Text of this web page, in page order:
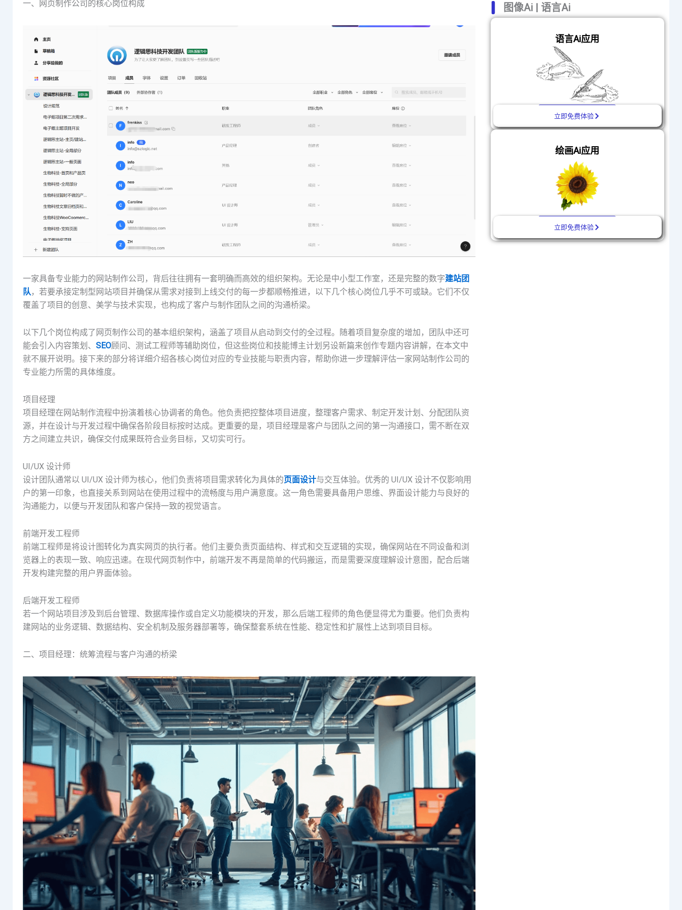
一、网页制作公司的核心岗位构成
一家具备专业能力的网站制作公司，背后往往拥有一套明确而高效的组织架构。无论是中小型工作室，还是完整的数字建站团
队 ，若要承接定制型网站项目并确保从需求对接到上线交付的每一步都顺畅推进，以下几个核心岗位几乎不可或缺。它们不仅
覆盖了项目的创意、美学与技术实现，也构成了客户与制作团队之间的沟通桥梁。
以下几个岗位构成了网页制作公司的基本组织架构，涵盖了项目从启动到交付的全过程。随着项目复杂度的增加，团队中还可
能会引入内容策划、 SEO顾问、测试工程师等辅助岗位，但这些岗位和技能博主计划另设新篇来创作专题内容讲解，在本文中
就不展开说明。接下来的部分将详细介绍各核心岗位对应的专业技能与职责内容，帮助你进一步理解评估一家网站制作公司的
专业能力所需的具体维度。
项目经理
项目经理在网站制作流程中扮演着核心协调者的角色。他负责把控整体项目进度，整理客户需求、制定开发计划、分配团队资
源，并在设计与开发过程中确保各阶段目标按时达成。更重要的是，项目经理是客户与团队之间的第一沟通接口，需不断在双
方之间建立共识，确保交付成果既符合业务目标，又切实可行。
UI/UX 设计师
设计团队通常以 UI/UX 设计师为核心，他们负责将项目需求转化为具体的页面设计与交互体验。优秀的 UI/UX 设计不仅影响用
户的第一印象，也直接关系到网站在使用过程中的流畅度与用户满意度。这一角色需要具备用户思维、界面设计能力与良好的
沟通能力，以便与开发团队和客户保持一致的视觉语言。
前端开发工程师
前端工程师是将设计图转化为真实网页的执行者。他们主要负责页面结构、样式和交互逻辑的实现，确保网站在不同设备和浏
览器上的表现一致、响应迅速。在现代网页制作中，前端开发不再是简单的代码搬运，而是需要深度理解设计意图，配合后端
开发构建完整的用户界面体验。
后端开发工程师
若一个网站项目涉及到后台管理、数据库操作或自定义功能模块的开发，那么后端工程师的角色便显得尤为重要。他们负责构
建网站的业务逻辑、数据结构、安全机制及服务器部署等，确保整套系统在性能、稳定性和扩展性上达到项目目标。
二、项目经理：统筹流程与客户沟通的桥梁
图像Ai | 语言Ai
语言Ai应用
立即免费体验
绘画Ai应用
立即免费体验